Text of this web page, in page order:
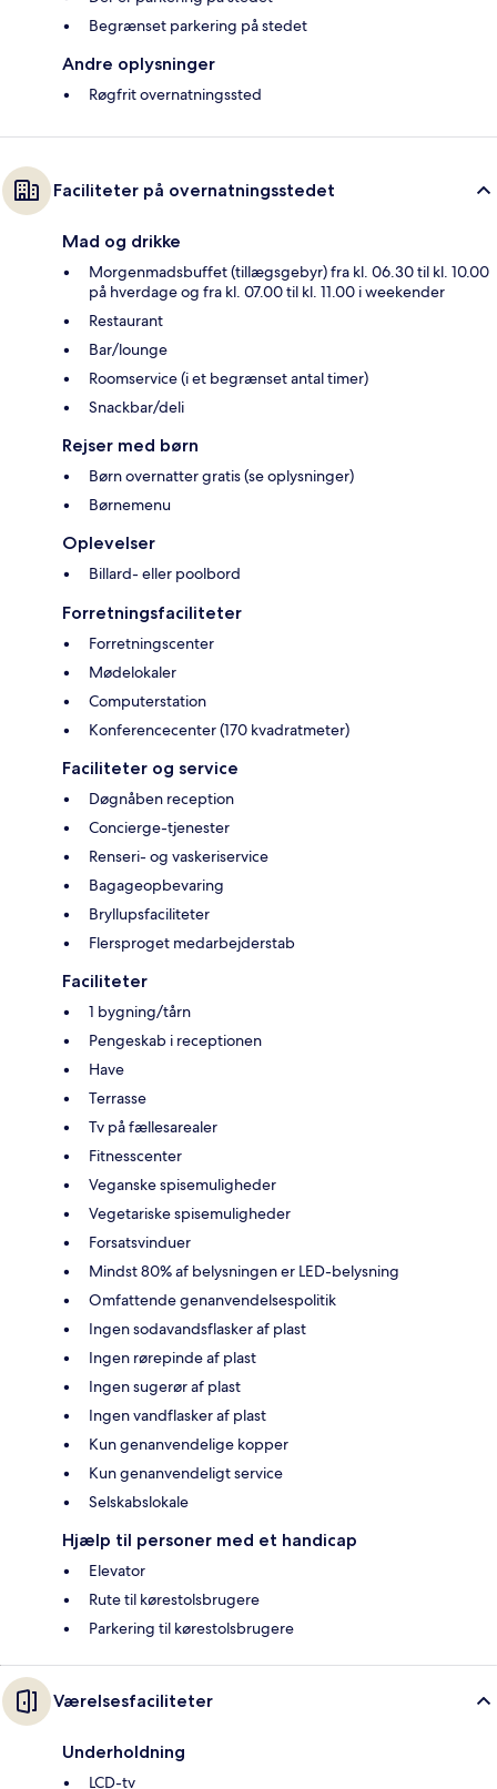
Begrænset parkering på stedet
Andre oplysninger
Røgfrit overnatningssted
Faciliteter på overnatningsstedet
Mad og drikke
Morgenmadsbuffet (tillægsgebyr) fra kl. 06.30 til kl. 10.00
på hverdage og fra kl. 07.00 til kl. 11.00 i weekender
Restaurant
Bar/lounge
Roomservice (i et begrænset antal timer)
Snackbar/deli
Rejser med børn
Børn overnatter gratis (se oplysninger)
Børnemenu
Oplevelser
Billard- eller poolbord
Forretningsfaciliteter
Forretningscenter
Mødelokaler
Computerstation
Konferencecenter (170 kvadratmeter)
Faciliteter og service
Døgnåben reception
Concierge-tjenester
Renseri- og vaskeriservice
Bagageopbevaring
Bryllupsfaciliteter
Flersproget medarbejderstab
Faciliteter
1 bygning/tårn
Pengeskab i receptionen
Have
Terrasse
Tv på fællesarealer
Fitnesscenter
Veganske spisemuligheder
Vegetariske spisemuligheder
Forsatsvinduer
Mindst 80% af belysningen er LED-belysning
Omfattende genanvendelsespolitik
Ingen sodavandsflasker af plast
Ingen rørepinde af plast
Ingen sugerør af plast
Ingen vandflasker af plast
Kun genanvendelige kopper
Kun genanvendeligt service
Selskabslokale
Hjælp til personer med et handicap
Elevator
Rute til kørestolsbrugere
Parkering til kørestolsbrugere
Værelsesfaciliteter
Underholdning
LCD-tv